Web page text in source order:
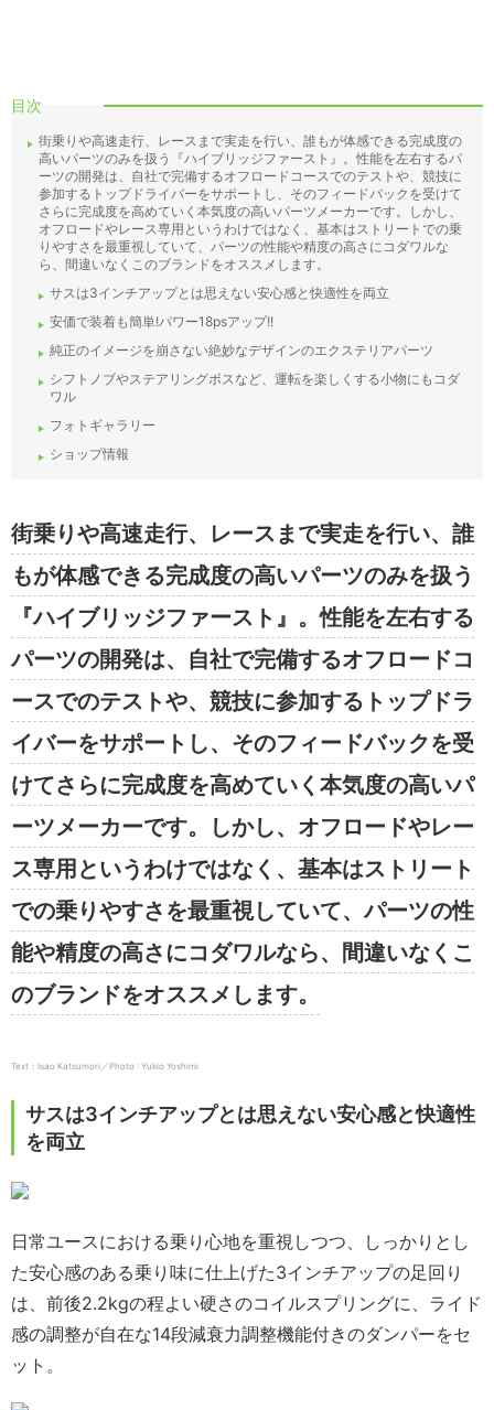
目次
街乗りや高速走行、レースまで実走を行い、誰もが体感できる完成度の
高いパーツのみを扱う『ハイブリッジファースト』。性能を左右するパ
ーツの開発は、自社で完備するオフロードコースでのテストや、競技に
参加するトップドライバーをサポートし、そのフィードバックを受けて
さらに完成度を高めていく本気度の高いパーツメーカーです。しかし、
オフロードやレース専用というわけではなく、基本はストリートでの乗
りやすさを最重視していて、パーツの性能や精度の高さにコダワルな
ら、間違いなくこのブランドをオススメします。
サスは3インチアップとは思えない安心感と快適性を両立
安価で装着も簡単!パワー18psアップ!!
純正のイメージを崩さない絶妙なデザインのエクステリアパーツ
シフトノブやステアリングボスなど、運転を楽しくする小物にもコダ
ワル
フォトギャラリー
ショップ情報
街乗りや高速走行、レースまで実走を行い、誰
もが体感できる完成度の高いパーツのみを扱う
『ハイブリッジファースト』。性能を左右する
パーツの開発は、自社で完備するオフロードコ
ースでのテストや、競技に参加するトップドラ
イバーをサポートし、そのフィードバックを受
けてさらに完成度を高めていく本気度の高いパ
ーツメーカーです。しかし、オフロードやレー
ス専用というわけではなく、基本はストリート
での乗りやすさを最重視していて、パーツの性
能や精度の高さにコダワルなら、間違いなくこ
のブランドをオススメします。
Text：Isao Katsumori／Photo : Yukio Yoshimi
サスは3インチアップとは思えない安心感と快適性
を両立
日常ユースにおける乗り心地を重視しつつ、しっかりとし
た安心感のある乗り味に仕上げた3インチアップの足回り
は、前後2.2kgの程よい硬さのコイルスプリングに、ライド
感の調整が自在な14段減衰力調整機能付きのダンパーをセ
ット。